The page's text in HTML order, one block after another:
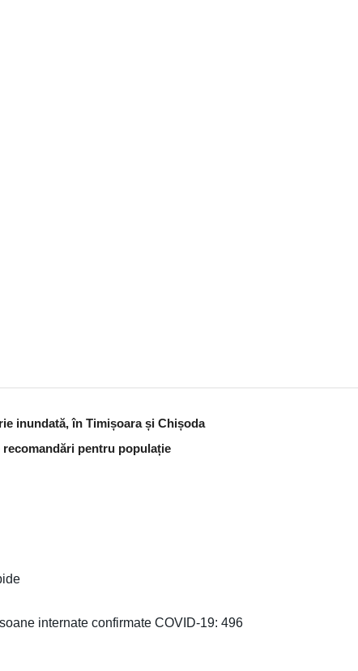
inundată, în Timișoara și Chișoda
pentru populație
internate confirmate COVID-19: 496